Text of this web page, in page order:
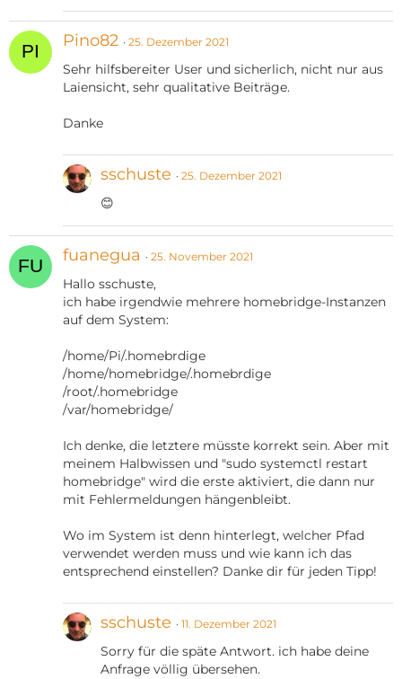
Pino82 25. Dezember 2021
Sehr hilfsbereiter User und sicherlich, nicht nur aus
Laiensicht, sehr qualitative Beiträge.
Danke
sschuste 25. Dezember 2021
😊
fuanegua 25. November 2021
Hallo sschuste,
ich habe irgendwie mehrere homebridge-Instanzen
auf dem System:
/home/Pi/.homebrdige
/home/homebridge/.homebrdige
/root/.homebridge
/var/homebridge/
Ich denke, die letztere müsste korrekt sein. Aber mit
meinem Halbwissen und "sudo systemctl restart
homebridge" wird die erste aktiviert, die dann nur
mit Fehlermeldungen hängenbleibt.
Wo im System ist denn hinterlegt, welcher Pfad
verwendet werden muss und wie kann ich das
entsprechend einstellen? Danke dir für jeden Tipp!
sschuste 11. Dezember 2021
Sorry für die späte Antwort. ich habe deine
Anfrage völlig übersehen.